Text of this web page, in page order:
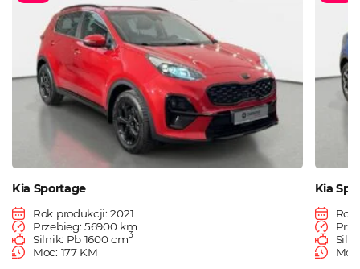
Kia Sportage
Rok produkcji: 2021
Przebieg: 56900 km
Silnik: Pb 1600 cm3
Moc: 177 KM
Kia
Rok